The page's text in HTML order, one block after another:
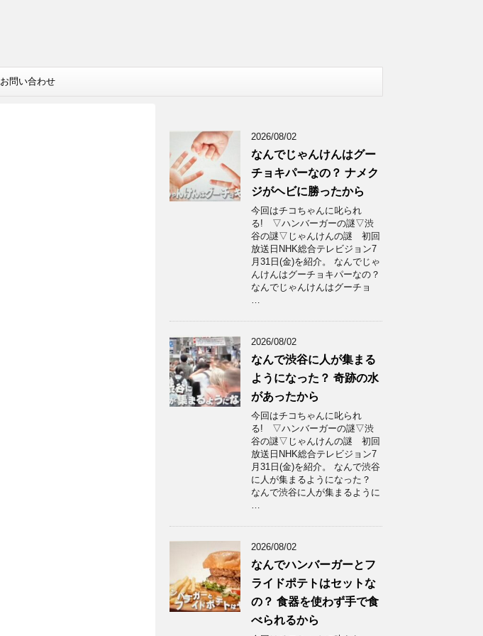
お問い合わせ
2026/08/02
なんでじゃんけんはグー
チョキパーなの？ ナメク
ジがヘビに勝ったから
今回はチコちゃんに叱られ
る! ▽ハンバーガーの謎▽渋
谷の謎▽じゃんけんの謎 初回
放送日NHK総合テレビジョン7
月31日(金)を紹介。 なんでじゃ
んけんはグーチョキパーなの？
なんでじゃんけんはグーチョ
…
2026/08/02
なんで渋谷に人が集まる
ようになった？ 奇跡の水
があったから
今回はチコちゃんに叱られ
る! ▽ハンバーガーの謎▽渋
谷の謎▽じゃんけんの謎 初回
放送日NHK総合テレビジョン7
月31日(金)を紹介。 なんで渋谷
に人が集まるようになった？
なんで渋谷に人が集まるように
…
2026/08/02
なんでハンバーガーとフ
ライドポテトはセットな
の？ 食器を使わず手で食
べられるから